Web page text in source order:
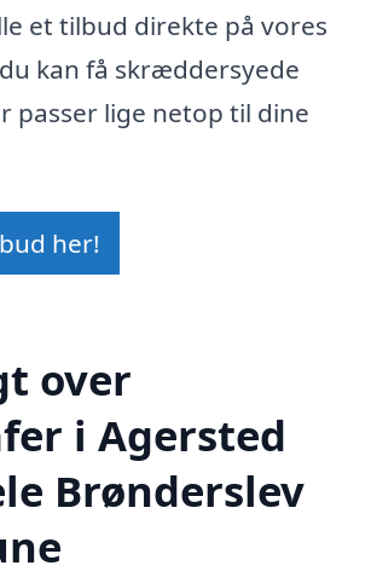
et tilbud direkte på vores
kan få skræddersyede
passer lige netop til dine
her!
over
i Agersted
Brønderslev